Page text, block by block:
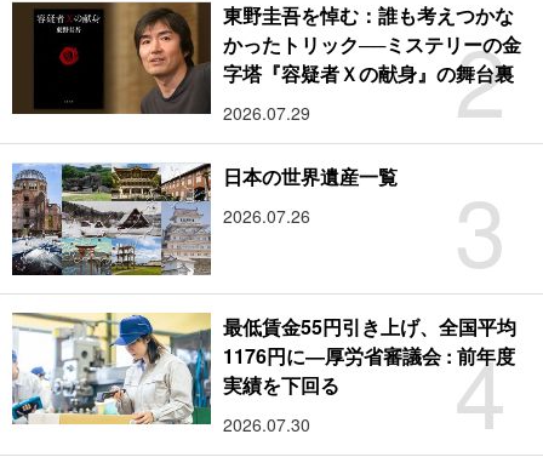
2
東野圭吾を悼む：誰も考えつかな
かったトリック──ミステリーの金
字塔『容疑者Ｘの献身』の舞台裏
2026.07.29
3
日本の世界遺産一覧
2026.07.26
4
最低賃金55円引き上げ、全国平均
1176円に―厚労省審議会 : 前年度
実績を下回る
2026.07.30